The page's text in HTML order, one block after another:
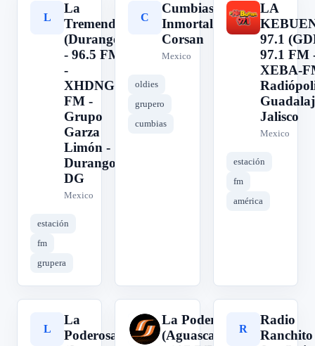
L
La
Tremenda
(Durango)
- 96.5 FM
-
XHDNG-
FM -
Grupo
Garza
Limón -
Durango,
DG
Mexico
estación
fm
grupera
C
Cumbias
Inmortales
Corsan
Mexico
oldies
grupero
cumbias
L
LA
97.1
97.1 FM
XEBA-
Jalisco
Mexico
estación
fm
américa
L
La
Poderosa
L
La Poderosa
(Aguascalientes)
R
Radio
Ranchito